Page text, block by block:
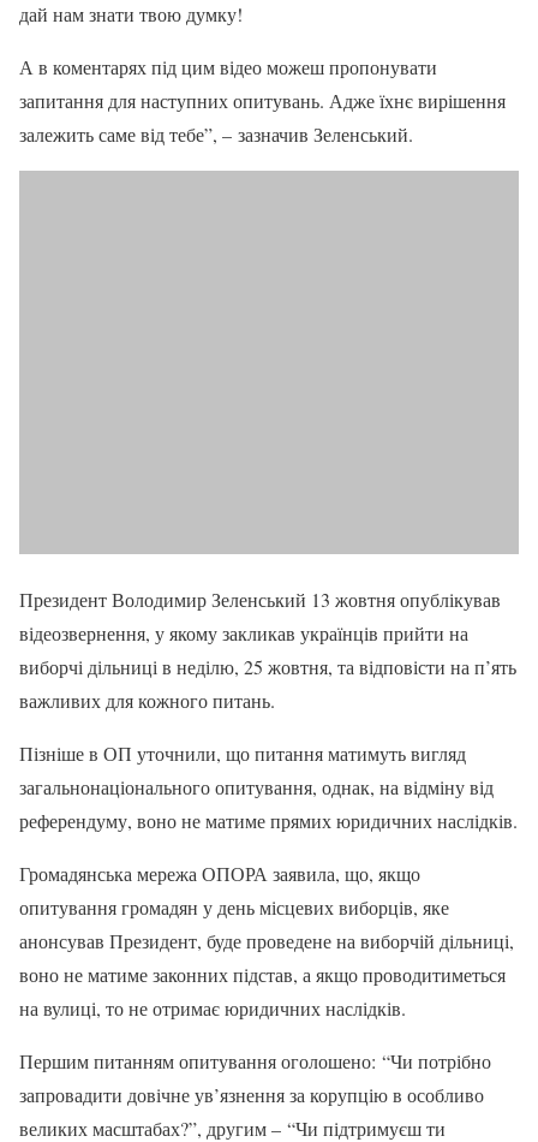
дай нам знати твою думку!
А в коментарях під цим відео можеш пропонувати
запитання для наступних опитувань. Адже їхнє вирішення
залежить саме від тебе”, – зазначив Зеленський.
Президент Володимир Зеленський 13 жовтня опублікував
відеозвернення, у якому закликав українців прийти на
виборчі дільниці в неділю, 25 жовтня, та відповісти на п’ять
важливих для кожного питань.
Пізніше в ОП уточнили, що питання матимуть вигляд
загальнонаціонального опитування, однак, на відміну від
референдуму, воно не матиме прямих юридичних наслідків.
Громадянська мережа ОПОРА заявила, що, якщо
опитування громадян у день місцевих виборців, яке
анонсував Президент, буде проведене на виборчій дільниці,
воно не матиме законних підстав, а якщо проводитиметься
на вулиці, то не отримає юридичних наслідків.
Першим питанням опитування оголошено: “Чи потрібно
запровадити довічне ув’язнення за корупцію в особливо
великих масштабах?”, другим – “Чи підтримуєш ти